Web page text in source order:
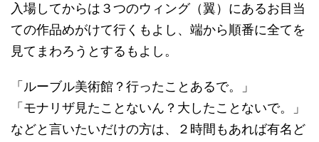
入場してからは３つのウィング（翼）にあるお目当
ての作品めがけて行くもよし、端から順番に全てを
見てまわろうとするもよし。
「ルーブル美術館？行ったことあるで。」
「モナリザ見たことないん？大したことないで。」
などと言いたいだけの方は、２時間もあれば有名ど